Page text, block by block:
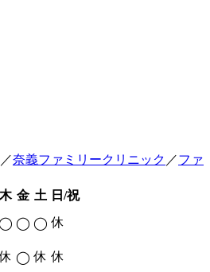
／奈義ファミリークリニック ／ファ
木 金 土 日/祝
◯ ◯ ◯ 休
◯ 休 休